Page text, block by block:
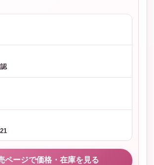
ページで価格・在庫を見る